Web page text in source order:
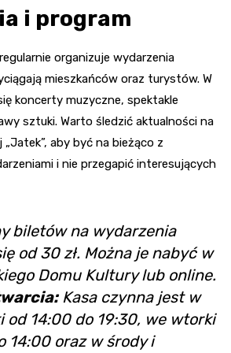
i program
organizuje wydarzenia
mieszkańców oraz turystów. W
koncerty muzyczne, spektakle
sztuki. Warto śledzić aktualności na
aby być na bieżąco z
i nie przegapić interesujących
biletów na wydarzenia
od 30 zł. Można je nabyć w
Domu Kultury lub online.
Kasa czynna jest w
od 14:00 do 19:30, we wtorki
14:00 oraz w środy i